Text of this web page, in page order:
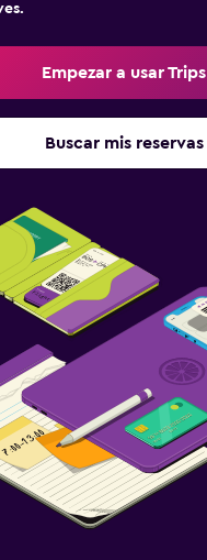
Empezar a usar Trips
Buscar mis reservas